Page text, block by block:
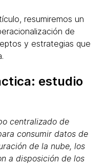
resumiremos un
de
y estrategias que
estudio
centralizado de
consumir datos de
de la nube, los
a disposición de los